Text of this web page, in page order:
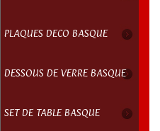
PLAQUES DECO BASQUE
DESSOUS DE VERRE BASQUE
SET DE TABLE BASQUE